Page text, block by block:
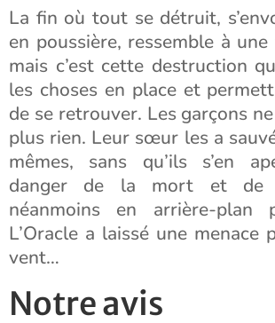
La fin où tout se détruit,
en poussière, ressemble à
mais c’est cette destruction
les choses en place et
de se retrouver. Les garçons
plus rien. Leur sœur les a
mêmes, sans qu’ils s’en
danger de la mort et de
néanmoins en arrière-plan
L’Oracle a laissé une menace
vent…
Notre avis